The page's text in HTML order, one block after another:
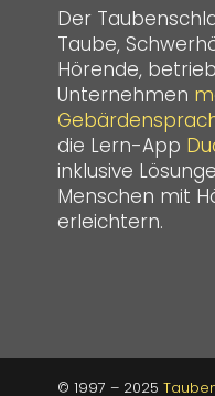
Der
Taube,
Hörende,
Unternehmen
die Lern-App
inklusive
Menschen mit
erleichtern.
© 1997 – 2025